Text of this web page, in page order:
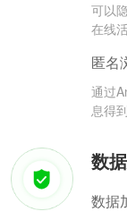
可以
在线
匿名
通过
息得
数
数据